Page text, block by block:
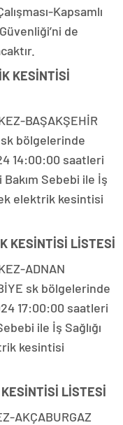
Kapsamlı
de
KESİNTİSİ
BAŞAKŞEHİR
sk bölgelerinde
14:00:00 saatleri
Bakım Sebebi ile İş
elektrik kesintisi
KESİNTİSİ LİSTESİ
ADNAN
sk bölgelerinde
17:00:00 saatleri
ile İş Sağlığı
kesintisi
LİSTESİ
AKÇABURGAZ